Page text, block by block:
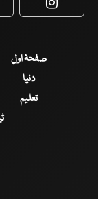
صفحۂ اول
دنیا
تعلیم